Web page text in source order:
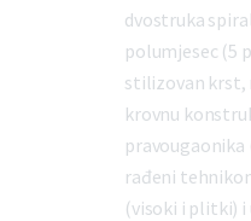
dvostruka
polumjesec (5
stilizovan krst,
krovnu
pravougaonika
rađeni
(visoki i plitki) i